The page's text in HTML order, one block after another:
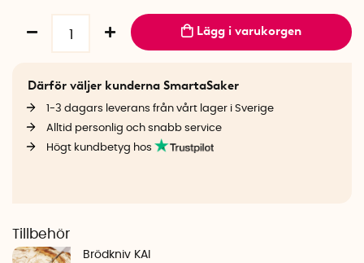
Lägg i varukorgen
Därför väljer kunderna SmartaSaker
1-3 dagars leverans från vårt lager i Sverige
Alltid personlig och snabb service
Högt kundbetyg hos
Tillbehör
Brödkniv KAI